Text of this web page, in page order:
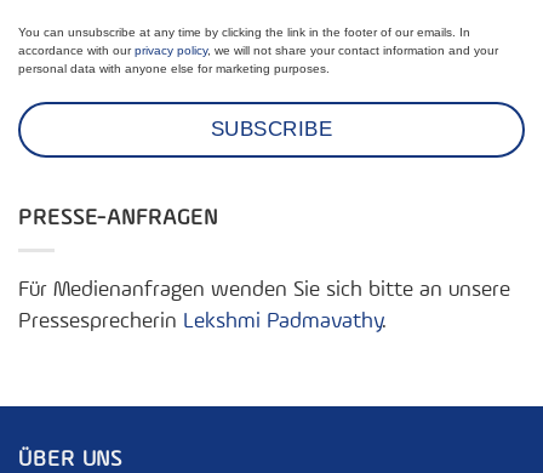
You can unsubscribe at any time by clicking the link in the footer of our emails. In
accordance with ourprivacy policy, we will not share your contact information and your
personal data with anyone else for marketing purposes.
PRESSE-ANFRAGEN
Für Medienanfragen wenden Sie sich bitte an unsere
Pressesprecherin Lekshmi Padmavathy.
ÜBER UNS